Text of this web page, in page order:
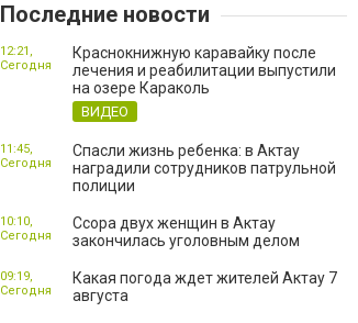
Последние новости
Краснокнижную каравайку после
лечения и реабилитации выпустили
на озере Караколь
ВИДЕО
12:21,
Сегодня
Спасли жизнь ребенка: в Актау
наградили сотрудников патрульной
полиции
11:45,
Сегодня
Ссора двух женщин в Актау
закончилась уголовным делом
10:10,
Сегодня
Какая погода ждет жителей Актау 7
августа
09:19,
Сегодня